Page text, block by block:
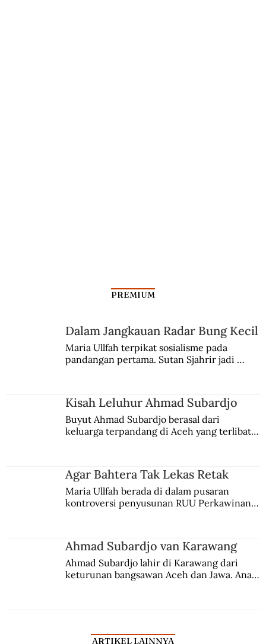
Nyanyi Sunyi Ianfu
PREMIUM
Dalam Jangkauan Radar Bung Kecil
Maria Ullfah terpikat sosialisme pada
pandangan pertama. Sutan Sjahrir jadi
Kisah Leluhur Ahmad Subardjo
Buyut Ahmad Subardjo berasal dari
keluarga terpandang di Aceh yang terlibat
agama Islam. Anaknya mengikuti jejaknya.
Agar Bahtera Tak Lekas Retak
Maria Ullfah berada di dalam pusaran
kontroversi penyusunan RUU Perkawinan.
Ahmad Subardjo van Karawang
Ahmad Subardjo lahir di Karawang dari
keturunan bangsawan Aceh dan Jawa. Anak
ARTIKEL LAINNYA